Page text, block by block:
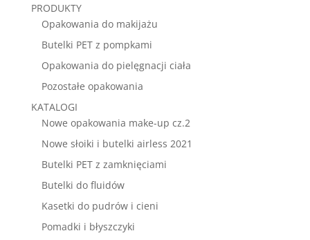
PRODUKTY
Opakowania do makijażu
Butelki PET z pompkami
Opakowania do pielęgnacji ciała
Pozostałe opakowania
KATALOGI
Nowe opakowania make-up cz.2
Nowe słoiki i butelki airless 2021
Butelki PET z zamknięciami
Butelki do fluidów
Kasetki do pudrów i cieni
Pomadki i błyszczyki